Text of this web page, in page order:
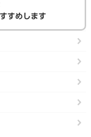
すめします